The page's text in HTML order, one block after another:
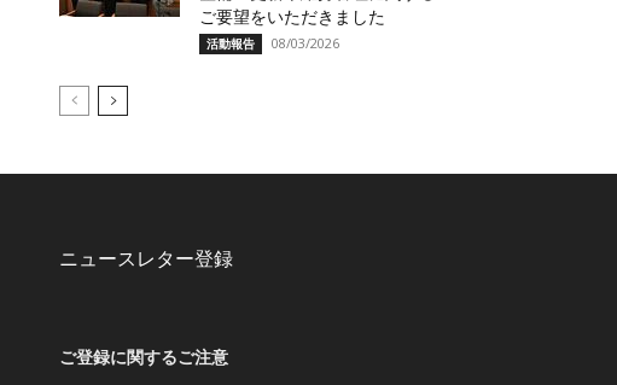
ご要望をいただきました
活動報告 08/03/2026
ニュースレター登録
ご登録に関するご注意